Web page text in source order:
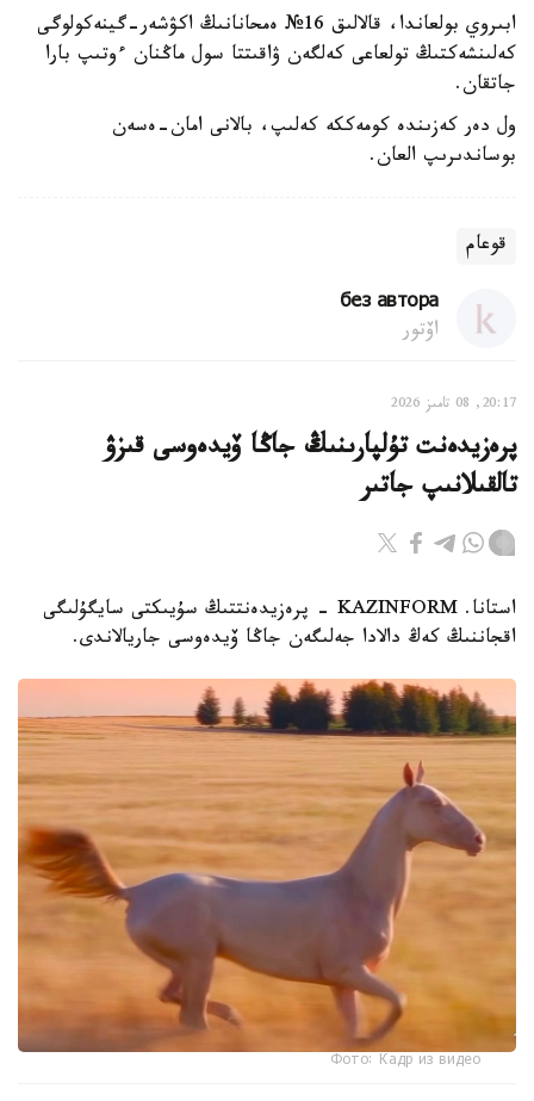
ابىروي بولعاندا، قالالىق 16№ ەمحانانىڭ اكۋشەر-گينەكولوگى
كەلىنشەكتىڭ تولعاعى كەلگەن ۋاقىتتا سول ماڭنان ءوتىپ بارا
جاتقان.
ول دەر كەزىندە كومەككە كەلىپ، بالانى امان-ەسەن
بوساندىرىپ العان.
قوعام
без автора
اۆتور
20:17, 08 تامىز 2026
پرەزيدەنت تۇلپارىنىڭ جاڭا ۆيدەوسى قىزۋ
تالقىلانىپ جاتىر
استانا. KAZINFORM - پرەزيدەنتتىڭ سۇيىكتى سايگۇلىگى
اقجاننىڭ كەڭ دالادا جەلىگەن جاڭا ۆيدەوسى جاريالاندى.
Фото: Кадр из видео